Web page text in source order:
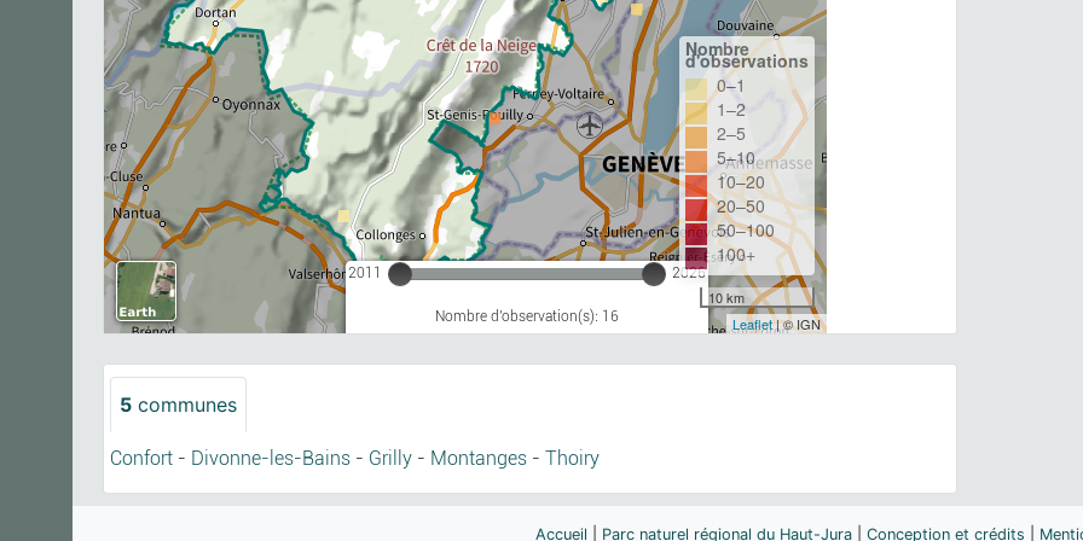
2011 2026
Nombre d'observation(s): 16
Nombre
d'observations
0–1
1–2
2–5
5–10
10–20
20–50
50–100
100+
10 km
Leaflet| © IGN
5 communes
Confort - Divonne-les-Bains - Grilly - Montanges - Thoiry
Accueil Parc naturel régional du Haut-Jura Conception et crédits